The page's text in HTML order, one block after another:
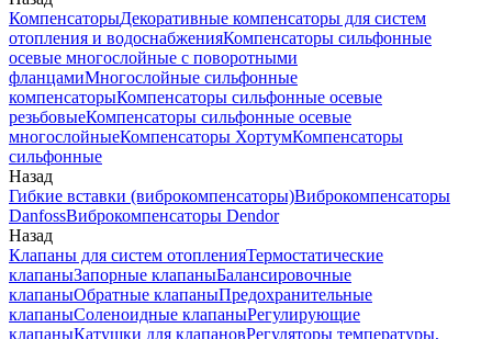
КомпенсаторыДекоративные компенсаторы для систем
отопления и водоснабженияКомпенсаторы сильфонные
осевые многослойные с поворотными
фланцамиМногослойные сильфонные
компенсаторыКомпенсаторы сильфонные осевые
резьбовыеКомпенсаторы сильфонные осевые
многослойныеКомпенсаторы ХортумКомпенсаторы
сильфонные
Назад
Гибкие вставки (виброкомпенсаторы)Виброкомпенсаторы
DanfossВиброкомпенсаторы Dendor
Назад
Клапаны для систем отопленияТермостатические
клапаныЗапорные клапаныБалансировочные
клапаныОбратные клапаныПредохранительные
клапаныСоленоидные клапаныРегулирующие
клапаныКатушки для клапановРегуляторы температуры,